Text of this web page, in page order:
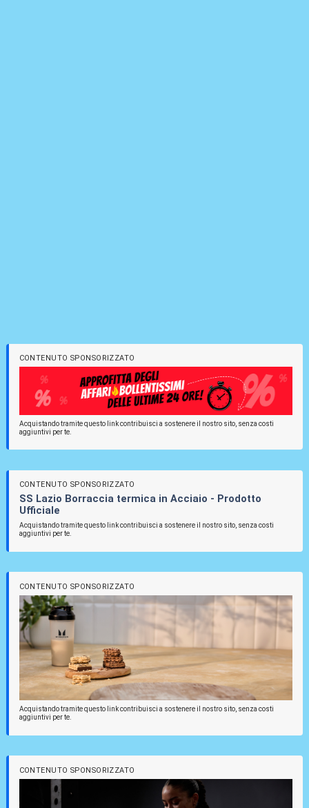
CONTENUTO SPONSORIZZATO
Acquistando tramite questo link contribuisci a sostenere il nostro sito, senza costi
aggiuntivi per te.
CONTENUTO SPONSORIZZATO
SS Lazio Borraccia termica in Acciaio - Prodotto
Ufficiale
Acquistando tramite questo link contribuisci a sostenere il nostro sito, senza costi
aggiuntivi per te.
CONTENUTO SPONSORIZZATO
Acquistando tramite questo link contribuisci a sostenere il nostro sito, senza costi
aggiuntivi per te.
CONTENUTO SPONSORIZZATO